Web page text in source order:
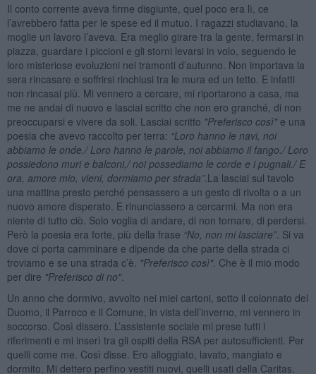
Il conto corrente aveva firme disgiunte, quel poco era lì, ce
l’avrebbero fatta per le spese ed il mutuo. I ragazzi studiavano, la
moglie un lavoro l’aveva. Era meglio girare tra la gente, fermarsi in
piazza, guardare i piccioni e gli storni levarsi in volo, seguendo le
loro misteriose evoluzioni nei tramonti d’autunno. Non importava la
sera rincasare e soffrirsi rinchiusi tra le mura ed un tetto. E infatti
non rincasai più. Mi vennero a cercare, mi riportarono a casa, ma
me ne andai di nuovo e lasciai scritto che non ero granché, di non
preoccuparsi e vivere da soli. Lasciai scritto "Preferisco così"e una
poesia che avevo raccolto per terra: “Loro hanno le navi, noi
abbiamo le onde./ Loro hanno le parole, noi abbiamo il fango./ Loro
possiedono muri e balconi,/ noi possediamo le corde e i pugnali./ E
ora, amore mio, vieni, dormiamo per strada”.La lasciai sul tavolo
una mattina presto perché pensassero a un gesto di rivolta o a un
nuovo amore disperato. E rinunciassero a cercarmi. Ma non era
niente di tutto ciò. Solo voglia di andare, di non tornare, di perdersi.
Però la poesia era forte, più della frase “No, non mi lasciare”. Si va
dove ci porta camminare e dipende da che parte della strada ci
troviamo e se una strada c’è. "Preferisco così". Che è il mio modo
per dire "Preferisco di no".
Un anno che dormivo, avvolto nei miei cartoni, sotto il colonnato del
Duomo, il Parroco e il Comune, in vista dell’inverno, mi vennero in
soccorso. Così dissero. L’assistente sociale mi prese tutti i
riferimenti e mi inserì tra gli ospiti della RSA per autosufficienti. Per
quelli come me. Così disse. Ero alloggiato, lavato, mangiato e
dormito. Mi dettero perfino vestiti nuovi, quelli usati della Caritas.